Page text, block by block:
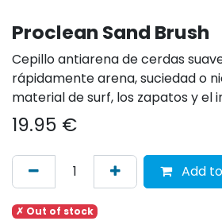
Proclean Sand Brush
Cepillo antiarena de cerdas
rápidamente arena, suciedad o
material de surf, los zapatos y el
19.95 €
Add
✗ Out of stock